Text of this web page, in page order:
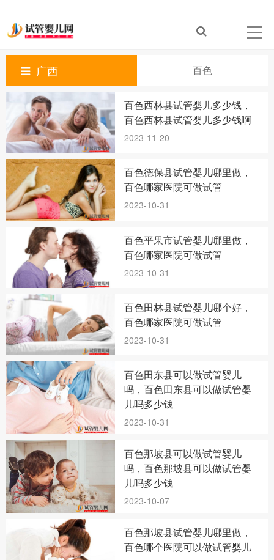
广西 百色
百色西林县试管婴儿多少钱，
百色西林县试管婴儿多少钱啊
2023-11-20
百色德保县试管婴儿哪里做，
百色哪家医院可做试管
2023-10-31
百色平果市试管婴儿哪里做，
百色哪家医院可做试管
2023-10-31
百色田林县试管婴儿哪个好，
百色哪家医院可做试管
2023-10-31
百色田东县可以做试管婴儿
吗，百色田东县可以做试管婴
儿吗多少钱
2023-10-31
百色那坡县可以做试管婴儿
吗，百色那坡县可以做试管婴
儿吗多少钱
2023-10-07
百色那坡县试管婴儿哪里做，
百色哪个医院可以做试管婴儿